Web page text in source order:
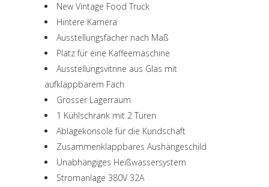
New Vintage Food Truck
Hintere Kamera
Ausstellungsfächer nach Maß
Platz für eine Kaffeemaschine
Ausstellungsvitrine aus Glas mit
aufklappbarem Fach
Grosser Lagerraum
1 Kühlschrank mit 2 Türen
Ablagekonsole für die Kundschaft
Zusammenklappbares Aushängeschild
Unabhängiges Heißwassersystem
Stromanlage 380V 32A